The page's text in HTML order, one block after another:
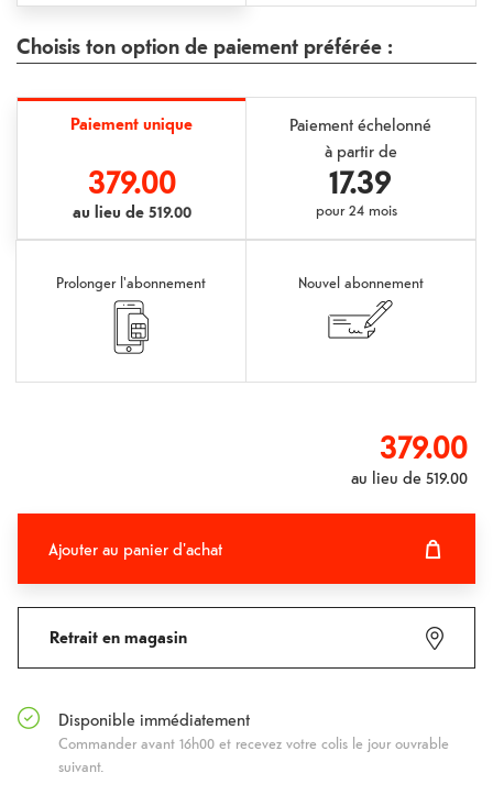
Choisis ton option de paiement préférée :
Paiement unique
379.00
au lieu de519.00
Paiement échelonné
à partir de
17.39
pour24 mois
Prolonger l'abonnement Nouvel abonnement
379.00
au lieu de519.00
Ajouter au panier d'achat
Retrait en magasin
Disponible immédiatement
Commander avant 16h00 et recevez votre colis le jour ouvrable
suivant.